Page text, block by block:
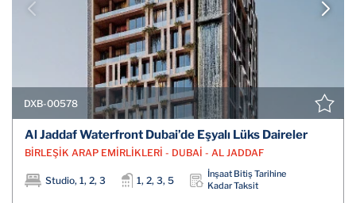
DXB-00578
Al Jaddaf Waterfront Dubai’de Eşyalı Lüks Daireler
BİRLEŞİK ARAP EMİRLİKLERİ - DUBAİ - AL JADDAF
Studio, 1, 2, 3 1, 2, 3, 5
İnşaat Bitiş Tarihine
Kadar Taksit